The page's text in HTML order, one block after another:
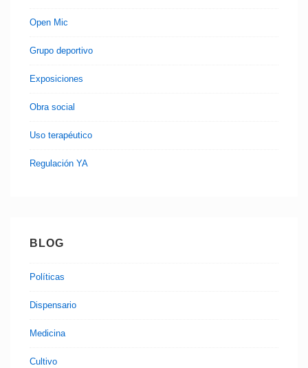
Open Mic
Grupo deportivo
Exposiciones
Obra social
Uso terapéutico
Regulación YA
BLOG
Políticas
Dispensario
Medicina
Cultivo